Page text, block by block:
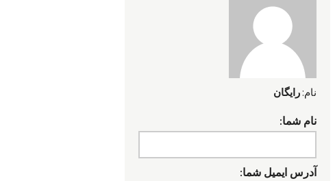
نام: رایگان
نام شما:
آدرس ایمیل شما: